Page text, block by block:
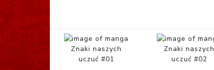
Znaki naszych
uczuć #01
Znaki naszych
uczuć #02